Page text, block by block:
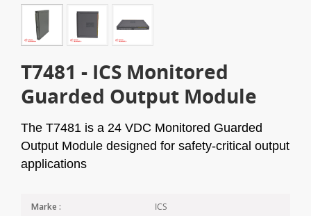
T7481 - ICS Monitored
Guarded Output Module
The T7481 is a 24 VDC Monitored Guarded
Output Module designed for safety-critical output
applications
Marke : ICS